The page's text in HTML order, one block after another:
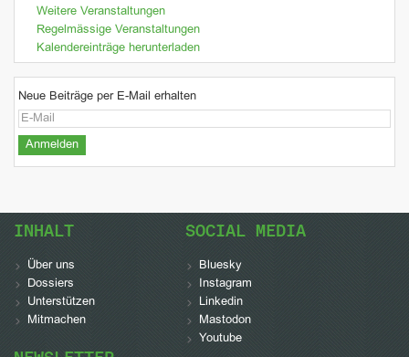
Weitere Veranstaltungen
Regelmässige Veranstaltungen
Kalendereinträge herunterladen
Neue Beiträge per E-Mail erhalten
INHALT
Über uns
Dossiers
Unterstützen
Mitmachen
SOCIAL MEDIA
Bluesky
Instagram
Linkedin
Mastodon
Youtube